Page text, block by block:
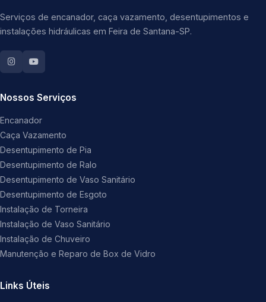
Serviços de encanador, caça vazamento, desentupimentos e
instalações hidráulicas em Feira de Santana-SP.
Nossos Serviços
Encanador
Caça Vazamento
Desentupimento de Pia
Desentupimento de Ralo
Desentupimento de Vaso Sanitário
Desentupimento de Esgoto
Instalação de Torneira
Instalação de Vaso Sanitário
Instalação de Chuveiro
Manutenção e Reparo de Box de Vidro
Links Úteis